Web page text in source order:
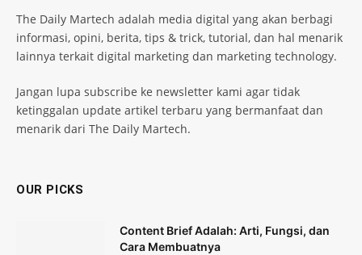
The Daily Martech adalah media digital yang akan berbagi
informasi, opini, berita, tips & trick, tutorial, dan hal menarik
lainnya terkait digital marketing dan marketing technology.
Jangan lupa subscribe ke newsletter kami agar tidak
ketinggalan update artikel terbaru yang bermanfaat dan
menarik dari The Daily Martech.
OUR PICKS
Content Brief Adalah: Arti, Fungsi, dan
Cara Membuatnya